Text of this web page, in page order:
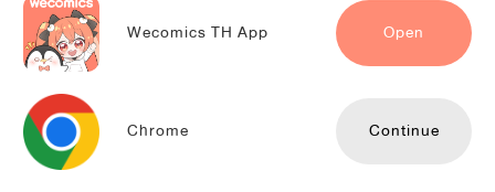
Wecomics TH App Open
Chrome Continue